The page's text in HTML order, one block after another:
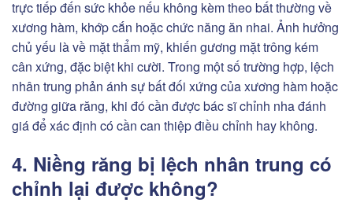
trực tiếp đến sức khỏe nếu không kèm theo bất thường về
xương hàm, khớp cắn hoặc chức năng ăn nhai. Ảnh hưởng
chủ yếu là về mặt thẩm mỹ, khiến gương mặt trông kém
cân xứng, đặc biệt khi cười. Trong một số trường hợp, lệch
nhân trung phản ánh sự bất đối xứng của xương hàm hoặc
đường giữa răng, khi đó cần được bác sĩ chỉnh nha đánh
giá để xác định có cần can thiệp điều chỉnh hay không.
4. Niềng răng bị lệch nhân trung có
chỉnh lại được không?